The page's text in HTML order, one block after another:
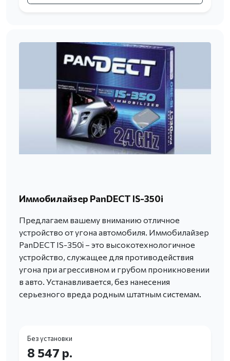
Иммобилайзер PanDECT IS-350i
Предлагаем вашему вниманию отличное
устройство от угона автомобиля. Иммобилайзер
PanDECT IS-350i – это высокотехнологичное
устройство, служащее для противодействия
угона при агрессивном и грубом проникновении
в авто. Устанавливается, без нанесения
серьезного вреда родным штатным системам.
Без установки
8 547 р.